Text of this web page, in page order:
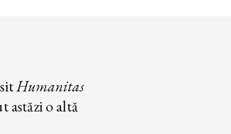
Humanitas
astăzi o altă